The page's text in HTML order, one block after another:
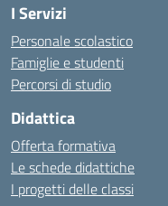
I Servizi
Personale scolastico
Famiglie e studenti
Percorsi di studio
Didattica
Offerta formativa
Le schede didattiche
I progetti delle classi